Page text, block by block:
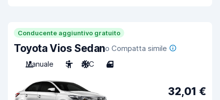
Conducente aggiuntivo gratuito
Toyota Vios Sedano Compatta simile
Manuale
5 A/C 4
32,01 €